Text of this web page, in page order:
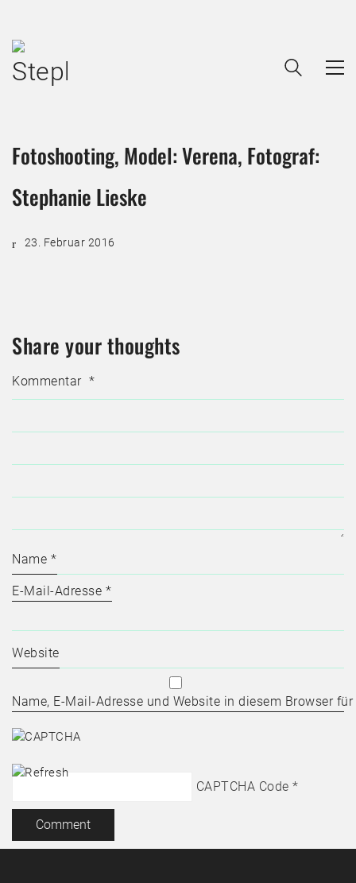
Fotoshooting, Model: Verena, Fotograf:
Stephanie Lieske
23. Februar 2016
Share your thoughts
Kommentar *
Name *
E-Mail-Adresse *
Website
Name, E-Mail-Adresse und Website in diesem Browser
CAPTCHA Code *